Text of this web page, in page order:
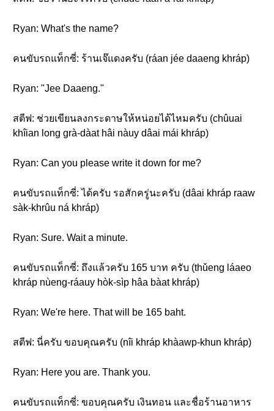
Ryan: What's the name?
คนขับรถแท็กซี่: ร้านเจ๊แดงครับ (ráan jée daaeng khráp)
Ryan: "Jee Daaeng."
สตีฟ: ช่วยเขียนลงกระดาษให้หน่อยได้ไหมครับ (chûuai
khîian long grà-dàat hâi nàuy dâai mái khráp)
Ryan: Can you please write it down for me?
คนขับรถแท็กซี่: ได้ครับ รอสักครู่นะครับ (dâai khráp raaw
sàk-khrûu ná khráp)
Ryan: Sure. Wait a minute.
คนขับรถแท็กซี่: ถึงแล้วครับ 165 บาท ครับ (thǔeng láaeo
khráp nùeng-ráauy hòk-sìp hâa bàat khráp)
Ryan: We're here. That will be 165 baht.
สตีฟ: นี่ครับ ขอบคุณครับ (nîi khráp khàawp-khun khráp)
Ryan: Here you are. Thank you.
คนขับรถแท็กซี่: ขอบคุณครับ เงินทอน และชื่อร้านอาหาร